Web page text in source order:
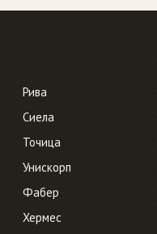
Рива
Сиела
Точица
Унискорп
Фабер
Хермес